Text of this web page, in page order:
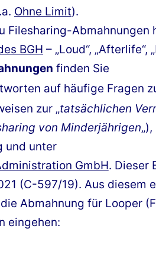
Ohne Limit).
Filesharing-
BGH – „Loud“, „Afterlife“,
finden Sie
auf häufige Fragen
zur „tatsächlichen
von Minderjährigen„),
und unter
GmbH. Dieser
(C-597/19). Aus diesem
Abmahnung für Looper
eingehen: